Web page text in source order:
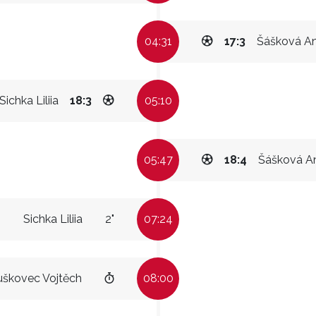
04:31 Šášková
17:3
Sichka Liliia 18:3 05:10
05:47 Šášková
18:4
Sichka Liliia 2" 07:24
Vojtěch 08:00